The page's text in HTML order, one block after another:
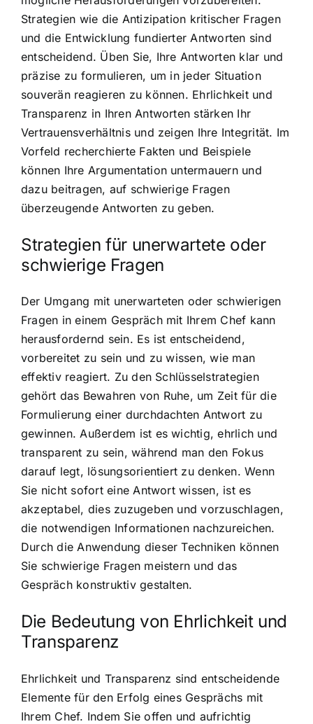
Strategien wie die Antizipation kritischer Fragen
und die Entwicklung fundierter Antworten sind
entscheidend. Üben Sie, Ihre Antworten klar und
präzise zu formulieren, um in jeder Situation
souverän reagieren zu können. Ehrlichkeit und
Transparenz in Ihren Antworten stärken Ihr
Vertrauensverhältnis und zeigen Ihre Integrität. Im
Vorfeld recherchierte Fakten und Beispiele
können Ihre Argumentation untermauern und
dazu beitragen, auf schwierige Fragen
überzeugende Antworten zu geben.
Strategien für unerwartete oder
schwierige Fragen
Der Umgang mit unerwarteten oder schwierigen
Fragen in einem Gespräch mit Ihrem Chef kann
herausfordernd sein. Es ist entscheidend,
vorbereitet zu sein und zu wissen, wie man
effektiv reagiert. Zu den Schlüsselstrategien
gehört das Bewahren von Ruhe, um Zeit für die
Formulierung einer durchdachten Antwort zu
gewinnen. Außerdem ist es wichtig, ehrlich und
transparent zu sein, während man den Fokus
darauf legt, lösungsorientiert zu denken. Wenn
Sie nicht sofort eine Antwort wissen, ist es
akzeptabel, dies zuzugeben und vorzuschlagen,
die notwendigen Informationen nachzureichen.
Durch die Anwendung dieser Techniken können
Sie schwierige Fragen meistern und das
Gespräch konstruktiv gestalten.
Die Bedeutung von Ehrlichkeit und
Transparenz
Ehrlichkeit und Transparenz sind entscheidende
Elemente für den Erfolg eines Gesprächs mit
Ihrem Chef. Indem Sie offen und aufrichtig